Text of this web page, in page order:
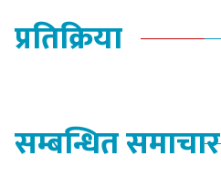
प्रतिक्रिया
सम्बन्धित समाचार